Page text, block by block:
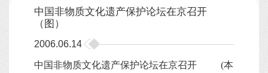
中国非物质文化遗产保护论坛在京召开
（图）
2006.06.14
中国非物质文化遗产保护论坛在京召开 (本